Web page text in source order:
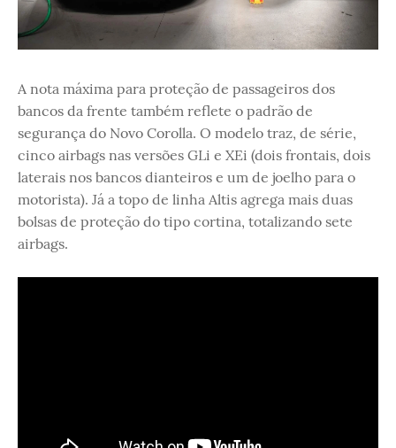
A nota máxima para proteção de passageiros dos
bancos da frente também reflete o padrão de
segurança do Novo Corolla. O modelo traz, de série,
cinco airbags nas versões GLi e XEi (dois frontais, dois
laterais nos bancos dianteiros e um de joelho para o
motorista). Já a topo de linha Altis agrega mais duas
bolsas de proteção do tipo cortina, totalizando sete
airbags.